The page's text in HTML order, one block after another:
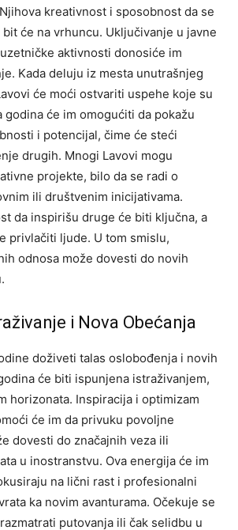
kreativnost i sposobnost da se
će na vrhuncu. Uključivanje u javne
aktivnosti donosiće im
Kada deluju iz mesta unutrašnjeg
će moći ostvariti uspehe koje su
godina će im omogućiti da pokažu
i potencijal, čime će steći
drugih. Mnogi Lavovi mogu
projekte, bilo da se radi o
ili društvenim inicijativama.
da inspirišu druge će biti ključna, a
privlačiti ljude. U tom smislu,
odnosa može dovesti do novih
i Nova Obećanja
doživeti talas oslobođenja i novih
će biti ispunjena istraživanjem,
horizonata. Inspiracija i optimizam
će im da privuku povoljne
dovesti do značajnih veza ili
u inostranstvu. Ova energija će im
na lični rast i profesionalni
ka novim avanturama. Očekuje se
putovanja ili čak selidbu u